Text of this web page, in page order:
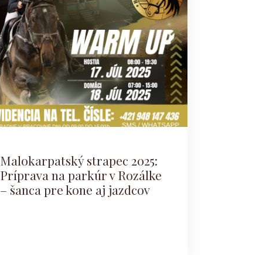
Malokarpatský strapec 2025:
Príprava na parkúr v Rozálke
– šanca pre kone aj jazdcov